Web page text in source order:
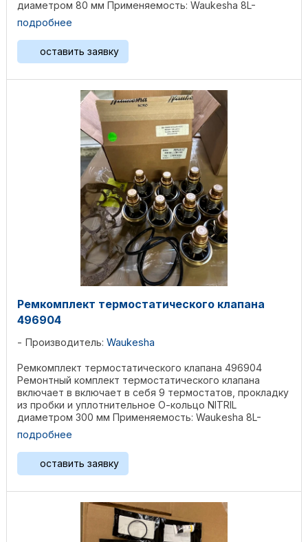
диаметром 80 мм Применяемость: Waukesha 8L-
AT25GL / AT27GL, ...
подробнее
оставить заявку
Ремкомплект термостатического клапана
496904
Производитель: Waukesha
Ремкомплект термостатического клапана 496904
Ремонтный комплект термостатического клапана
включает в включает в себя 9 термостатов, прокладку
из пробки и уплотнительное О-кольцо NITRIL
диаметром 300 мм Применяемость: Waukesha 8L-
AT25GL / AT27GL, ...
подробнее
оставить заявку